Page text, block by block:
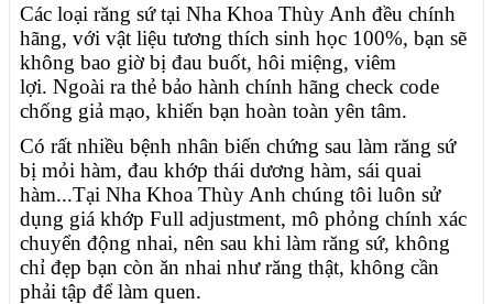
Các loại răng sứ tại Nha Khoa Thùy Anh đều chính
hãng, với vật liệu tương thích sinh học 100%, bạn sẽ
không bao giờ bị đau buốt, hôi miệng, viêm
lợi. Ngoài ra thẻ bảo hành chính hãng check code
chống giả mạo, khiến bạn hoàn toàn yên tâm.
Có rất nhiều bệnh nhân biến chứng sau làm răng sứ
bị mỏi hàm, đau khớp thái dương hàm, sái quai
hàm...Tại Nha Khoa Thùy Anh chúng tôi luôn sử
dụng giá khớp Full adjustment, mô phỏng chính xác
chuyển động nhai, nên sau khi làm răng sứ, không
chỉ đẹp bạn còn ăn nhai như răng thật, không cần
phải tập để làm quen.